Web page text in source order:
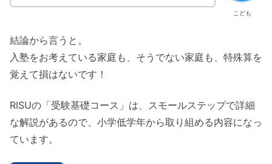
こども
結論から言うと。
入塾をお考えている家庭も、そうでない家庭も、特殊算を
覚えて損はないです！
RISUの「受験基礎コース」は、スモールステップで詳細
な解説があるので、小学低学年から取り組める内容になっ
ています。